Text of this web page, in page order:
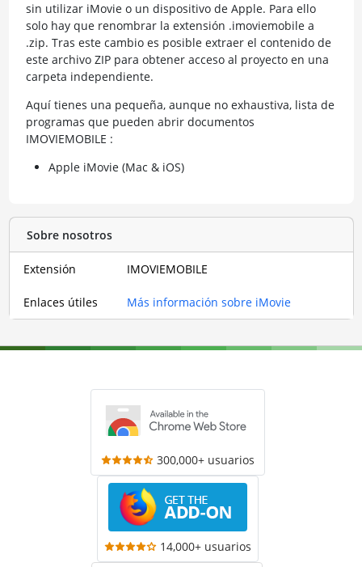
sin utilizar iMovie o un dispositivo de Apple. Para ello
solo hay que renombrar la extensión .imoviemobile a
.zip. Tras este cambio es posible extraer el contenido de
este archivo ZIP para obtener acceso al proyecto en una
carpeta independiente.
Aquí tienes una pequeña, aunque no exhaustiva, lista de
programas que pueden abrir documentos
IMOVIEMOBILE :
Apple iMovie (Mac & iOS)
Sobre nosotros
Extensión IMOVIEMOBILE
Enlaces útiles Más información sobre iMovie
300,000+ usuarios
14,000+ usuarios